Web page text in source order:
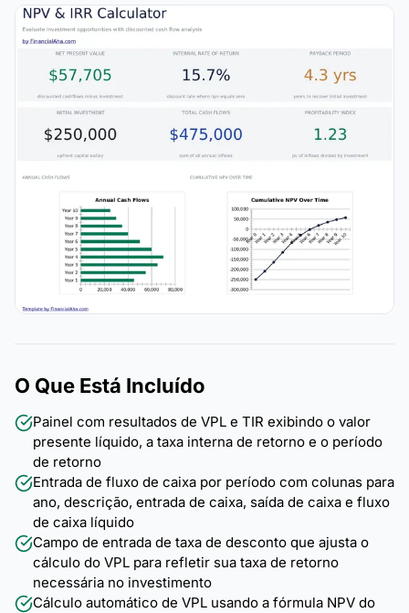
O Que Está Incluído
Painel com resultados de VPL e TIR exibindo o valor
presente líquido, a taxa interna de retorno e o período
de retorno
Entrada de fluxo de caixa por período com colunas para
ano, descrição, entrada de caixa, saída de caixa e fluxo
de caixa líquido
Campo de entrada de taxa de desconto que ajusta o
cálculo do VPL para refletir sua taxa de retorno
necessária no investimento
Cálculo automático de VPL usando a fórmula NPV do